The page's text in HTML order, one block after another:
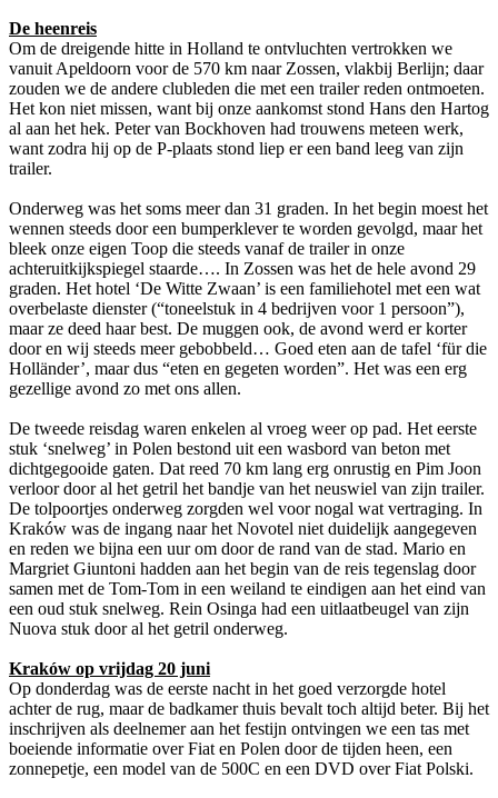
De heenreis
Om de dreigende hitte in Holland te ontvluchten vertrokken we
vanuit Apeldoorn voor de 570 km naar Zossen, vlakbij Berlijn; daar
zouden we de andere clubleden die met een trailer reden ontmoeten.
Het kon niet missen, want bij onze aankomst stond Hans den Hartog
al aan het hek. Peter van Bockhoven had trouwens meteen werk,
want zodra hij op de P-plaats stond liep er een band leeg van zijn
trailer.
Onderweg was het soms meer dan 31 graden. In het begin moest het
wennen steeds door een bumperklever te worden gevolgd, maar het
bleek onze eigen Toop die steeds vanaf de trailer in onze
achteruitkijkspiegel staarde…. In Zossen was het de hele avond 29
graden. Het hotel ‘De Witte Zwaan’ is een familiehotel met een wat
overbelaste dienster (“toneelstuk in 4 bedrijven voor 1 persoon”),
maar ze deed haar best. De muggen ook, de avond werd er korter
door en wij steeds meer gebobbeld… Goed eten aan de tafel ‘für die
Holländer’, maar dus “eten en gegeten worden”. Het was een erg
gezellige avond zo met ons allen.
De tweede reisdag waren enkelen al vroeg weer op pad. Het eerste
stuk ‘snelweg’ in Polen bestond uit een wasbord van beton met
dichtgegooide gaten. Dat reed 70 km lang erg onrustig en Pim Joon
verloor door al het getril het bandje van het neuswiel van zijn trailer.
De tolpoortjes onderweg zorgden wel voor nogal wat vertraging. In
Kraków was de ingang naar het Novotel niet duidelijk aangegeven
en reden we bijna een uur om door de rand van de stad. Mario en
Margriet Giuntoni hadden aan het begin van de reis tegenslag door
samen met de Tom-Tom in een weiland te eindigen aan het eind van
een oud stuk snelweg. Rein Osinga had een uitlaatbeugel van zijn
Nuova stuk door al het getril onderweg.
Kraków op vrijdag 20 juni
Op donderdag was de eerste nacht in het goed verzorgde hotel
achter de rug, maar de badkamer thuis bevalt toch altijd beter. Bij het
inschrijven als deelnemer aan het festijn ontvingen we een tas met
boeiende informatie over Fiat en Polen door de tijden heen, een
zonnepetje, een model van de 500C en een DVD over Fiat Polski.